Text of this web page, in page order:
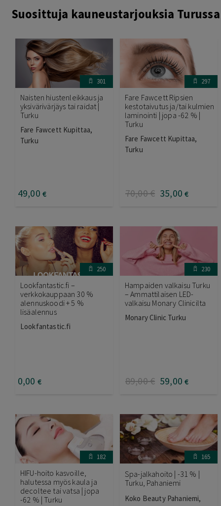
Suosittuja kauneustarjouksia Turussa
301
Naisten hiustenleikkaus ja
yksivärivärjäys tai raidat |
Turku
Fare Fawcett Kupittaa,
Turku
49,00 €
297
Fare Fawcett Ripsien
kestotaivutus ja/tai kulmien
laminointi | jopa -62 % |
Turku
Fare Fawcett Kupittaa,
Turku
70,00€ 35,00 €
250
Lookfantastic.fi –
verkkokauppaan 30 %
alennuskoodi + 5 %
lisäalennus
Lookfantastic.fi
0,00 €
230
Hampaiden valkaisu Turku
– Ammattilaisen LED-
valkaisu Monary Clinicilta
Monary Clinic Turku
89,00€ 59,00 €
182
HIFU-hoito kasvoille,
halutessa myös kaula ja
decoltee tai vatsa | jopa
-62 % | Turku
165
Spa-jalkahoito | -31 % |
Turku, Pahaniemi
Koko Beauty Pahaniemi,